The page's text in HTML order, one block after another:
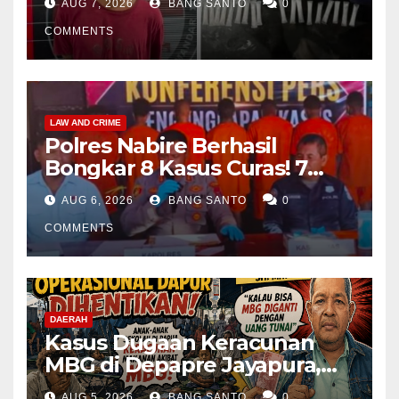
AUG 7, 2026 BANG SANTO 0
COMMENTS
LAW AND CRIME
Polres Nabire Berhasil
Bongkar 8 Kasus Curas! 7
Pelaku Ditangkap, 62 Motor
Kembali Diamankan
AUG 6, 2026 BANG SANTO 0
COMMENTS
DAERAH
Kasus Dugaan Keracunan
MBG di Depapre Jayapura,
Aktivis Papua Minta